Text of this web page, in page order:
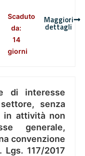
Scaduto
da:
14
giorni
Maggiori
dettagli
di interesse
senza
in attività non
generale,
convenzione
117/2017